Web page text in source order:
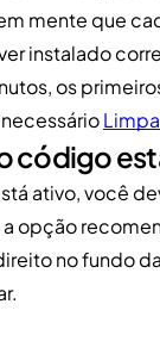
mente que
instalado
os
código
ativo, você
opção
no fundo